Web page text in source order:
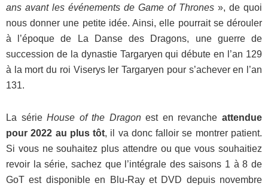
ans avant les événements de Game of Thrones », de quoi
nous donner une petite idée. Ainsi, elle pourrait se dérouler
à l’époque de La Danse des Dragons, une guerre de
succession de la dynastie Targaryen qui débute en l’an 129
à la mort du roi Viserys Ier Targaryen pour s’achever en l’an
131.
La sérieHouse of the Dragonest en revancheattendue
pour 2022 au plus tôt, il va donc falloir se montrer patient.
Si vous ne souhaitez plus attendre ou que vous souhaitiez
revoir la série, sachez que l’intégrale des saisons 1 à 8 de
GoT est disponible en Blu-Ray et DVD depuis novembre